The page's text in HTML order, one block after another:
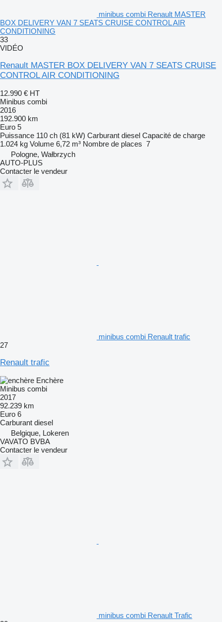
minibus combi Renault MASTER
BOX DELIVERY VAN 7 SEATS CRUISE CONTROL AIR
CONDITIONING
33
VIDÉO
Renault MASTER BOX DELIVERY VAN 7 SEATS CRUISE
CONTROL AIR CONDITIONING
12.990 € HT
Minibus combi
2016
192.900 km
Euro 5
Puissance 110 ch (81 kW) Carburant diesel Capacité de charge
1.024 kg Volume 6,72 m³ Nombre de places 7
Pologne, Wałbrzych
AUTO-PLUS
Contacter le vendeur
minibus combi Renault trafic
27
Renault trafic
Enchère
Minibus combi
2017
92.239 km
Euro 6
Carburant diesel
Belgique, Lokeren
VAVATO BVBA
Contacter le vendeur
minibus combi Renault Trafic